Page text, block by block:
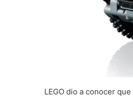
LEGO dio a conocer